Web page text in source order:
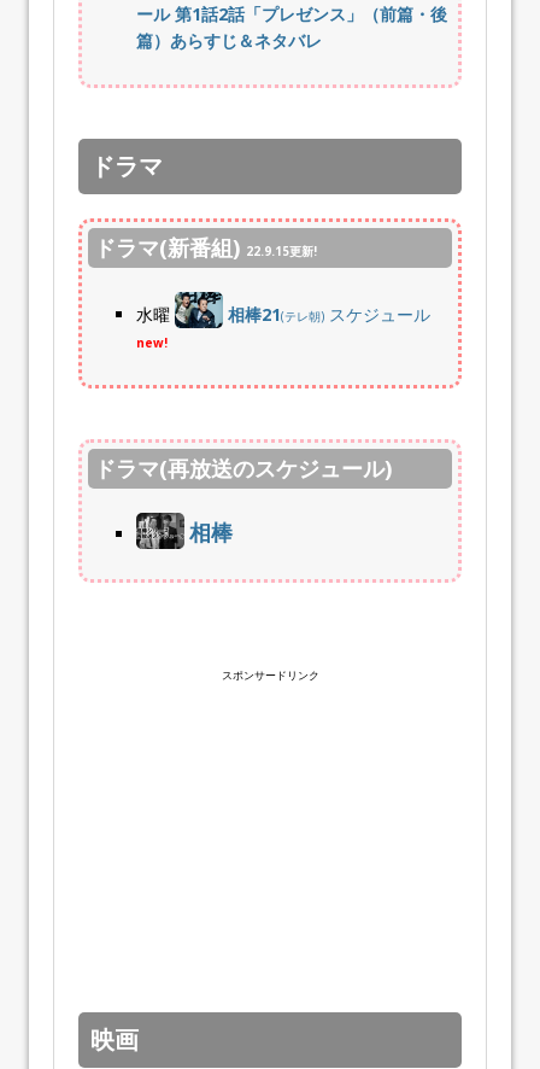
ール 第1話2話「プレゼンス」（前篇・後
篇）あらすじ＆ネタバレ
ドラマ
ドラマ(新番組) 22.9.15更新!
水曜 相棒21(テレ朝) スケジュール
new!
ドラマ(再放送のスケジュール)
相棒
スポンサードリンク
映画